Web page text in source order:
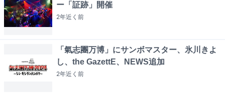
ー「証跡」開催
2年近く 前
「氣志團万博」にサンボマスター、氷川きよ
し、the GazettE、NEWS追加
2年近く 前